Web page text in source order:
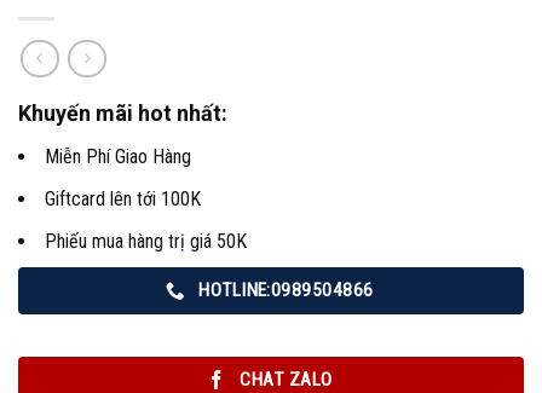
Khuyến mãi hot nhất:
Miễn Phí Giao Hàng
Giftcard lên tới 100K
Phiếu mua hàng trị giá 50K
HOTLINE:0989504866
CHAT ZALO